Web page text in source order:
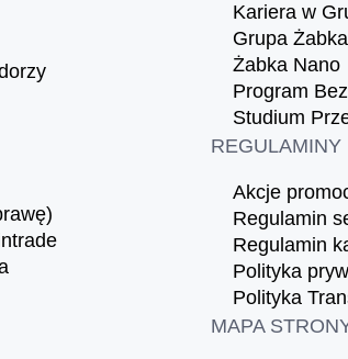
Kariera w
Grupa Żabka
Żabka Nano
Program
Studium
REGULAMINY
Akcje
Regulamin
Regulamin
Polityka
Polityka
MAPA